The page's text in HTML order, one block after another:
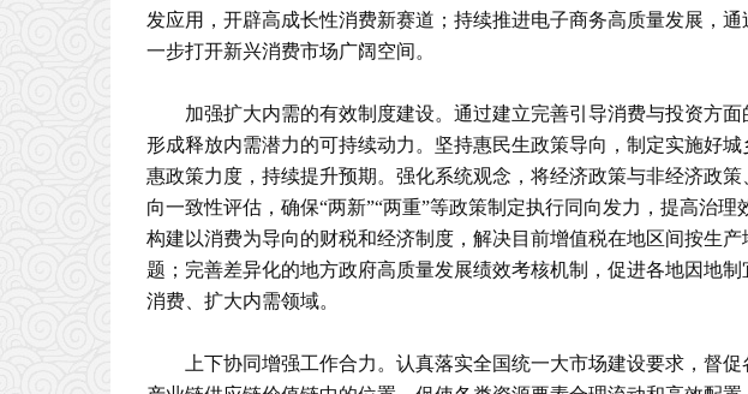
发应用，开辟高成长性消费新赛道；持续推进电子商务高质量发展，
一步打开新兴消费市场广阔空间。
加强扩大内需的有效制度建设。通过建立完善引导消费与投资方
形成释放内需潜力的可持续动力。坚持惠民生政策导向，制定实施好
惠政策力度，持续提升预期。强化系统观念，将经济政策与非经济政
向一致性评估，确保“两新”“两重”等政策制定执行同向发力，提高治
构建以消费为导向的财税和经济制度，解决目前增值税在地区间按生
题；完善差异化的地方政府高质量发展绩效考核机制，促进各地因地
消费、扩大内需领域。
上下协同增强工作合力。认真落实全国统一大市场建设要求，督